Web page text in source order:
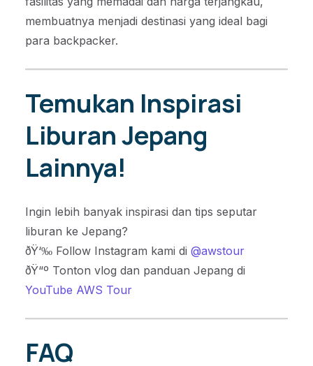
membuatnya menjadi destinasi yang ideal bagi
para backpacker.
Temukan Inspirasi
Liburan Jepang
Lainnya!
Ingin lebih banyak inspirasi dan tips seputar
liburan ke Jepang?
ðŸ‘‰ Follow Instagram kami di @awstour
ðŸ“º Tonton vlog dan panduan Jepang di
YouTube AWS Tour
FAQ